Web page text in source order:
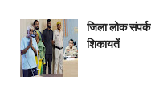
जिला लोक
शिकायतें